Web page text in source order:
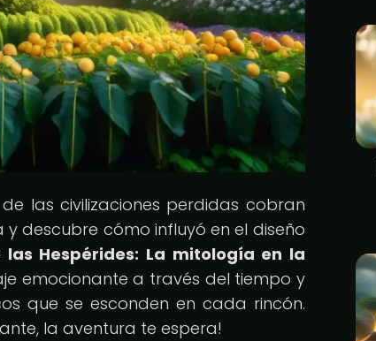
las civilizaciones perdidas cobran
descubre cómo influyó en el diseño
las Hespérides: La mitología en la
emocionante a través del tiempo y
que se esconden en cada rincón.
la aventura te espera!